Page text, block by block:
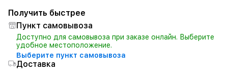
Получить быстрее
Пункт самовывоза
Доступно для самовывоза при заказе онлайн. Выберите
удобное местоположение.
Выберите пункт самовывоза
Доставка